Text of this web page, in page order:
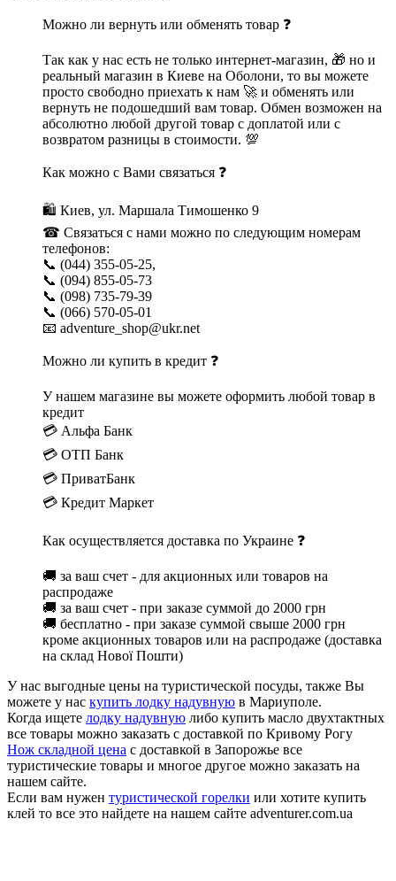
Можно ли вернуть или обменять товар ❓
Так как у нас есть не только интернет-магазин, 🎁 но и
реальный магазин в Киеве на Оболони, то вы можете
просто свободно приехать к нам 🚀 и обменять или
вернуть не подошедший вам товар. Обмен возможен на
абсолютно любой другой товар с доплатой или с
возвратом разницы в стоимости. 💯
Как можно с Вами связаться ❓
🛍 Киев, ул. Маршала Тимошенко 9
☎ Связаться с нами можно по следующим номерам
телефонов:
📞 (044) 355-05-25,
📞 (094) 855-05-73
📞 (098) 735-79-39
📞 (066) 570-05-01
📧 adventure_shop@ukr.net
Можно ли купить в кредит ❓
У нашем магазине вы можете оформить любой товар в
кредит
💳 Альфа Банк
💳 ОТП Банк
💳 ПриватБанк
💳 Кредит Маркет
Как осуществляется доставка по Украине ❓
🚚 за ваш счет - для акционных или товаров на
распродаже
🚚 за ваш счет - при заказе суммой до 2000 грн
🚚 бесплатно - при заказе суммой свыше 2000 грн
кроме акционных товаров или на распродаже (доставка
на склад Нової Пошти)
У нас выгодные цены на туристической посуды, также Вы
можете у нас купить лодку надувную в Мариуполе.
Когда ищете лодку надувную либо купить масло двухтактных
все товары можно заказать с доставкой по Кривому Рогу
Нож складной цена с доставкой в Запорожье все
туристические товары и многое другое можно заказать на
нашем сайте.
Если вам нужен туристической горелки или хотите купить
клей то все это найдете на нашем сайте adventurer.com.ua